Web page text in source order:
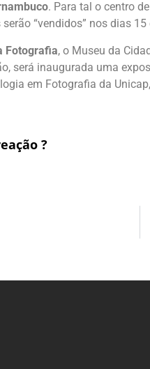
. Para tal o centro
“vendidos” nos dias 15
Fotografia, o Museu da
será inaugurada uma
em Fotografia da
?